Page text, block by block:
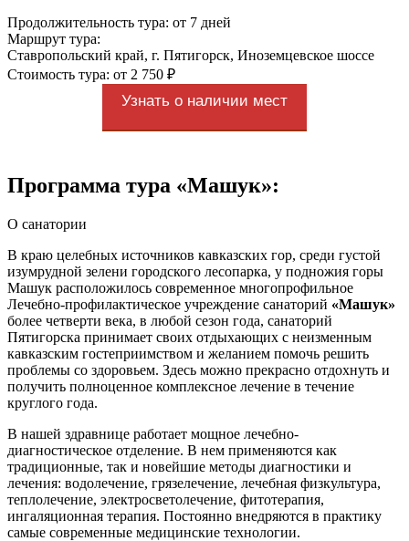
Продолжительность тура: от 7 дней
Маршрут тура:
Ставропольский край, г. Пятигорск, Иноземцевское шоссе
Стоимость тура: от 2 750 ₽
Узнать о наличии мест
Программа тура «Машук»:
О санатории
В краю целебных источников кавказских гор, среди густой
изумрудной зелени городского лесопарка, у подножия горы
Машук расположилось современное многопрофильное
Лечебно-профилактическое учреждение санаторий «Машук»
более четверти века, в любой сезон года, санаторий
Пятигорска принимает своих отдыхающих с неизменным
кавказским гостеприимством и желанием помочь решить
проблемы со здоровьем. Здесь можно прекрасно отдохнуть и
получить полноценное комплексное лечение в течение
круглого года.
В нашей здравнице работает мощное лечебно-
диагностическое отделение. В нем применяются как
традиционные, так и новейшие методы диагностики и
лечения: водолечение, грязелечение, лечебная физкультура,
теплолечение, электросветолечение, фитотерапия,
ингаляционная терапия. Постоянно внедряются в практику
самые современные медицинские технологии.